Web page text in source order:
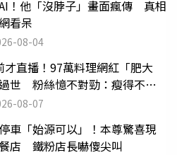
！他「沒脖子」畫面瘋傳 真相
看呆
08-04
才直播！97萬料理網紅「肥大
世 粉絲憶不對勁：瘦得不合
08-07
車「始源可以」！本尊驚喜現
店 鐵粉店長嚇傻尖叫